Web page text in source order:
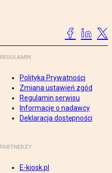
REGULAMIN
Polityka Prywatności
Zmiana ustawień zgód
Regulamin serwisu
Informacje o nadawcy
Deklaracja dostępności
PARTNERZY
E-kiosk.pl